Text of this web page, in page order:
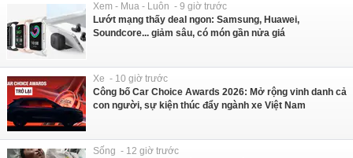
Xem - Mua - Luôn - 9 giờ trước
Lướt mạng thấy deal ngon: Samsung, Huawei,
Soundcore... giảm sâu, có món gần nửa giá
Xe - 10 giờ trước
Công bố Car Choice Awards 2026: Mở rộng vinh danh cả
con người, sự kiện thúc đẩy ngành xe Việt Nam
Sống - 12 giờ trước